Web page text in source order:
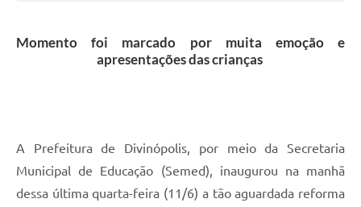
Momento foi marcado por muita emoção e
apresentações das crianças
A Prefeitura de Divinópolis, por meio da Secretaria
Municipal de Educação (Semed), inaugurou na manhã
dessa última quarta-feira (11/6) a tão aguardada reforma